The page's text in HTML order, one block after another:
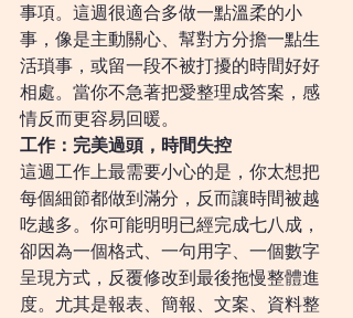
事項。這週很適合多做一點溫柔的小
事，像是主動關心、幫對方分擔一點生
活瑣事，或留一段不被打擾的時間好好
相處。當你不急著把愛整理成答案，感
情反而更容易回暖。
工作：完美過頭，時間失控
這週工作上最需要小心的是，你太想把
每個細節都做到滿分，反而讓時間被越
吃越多。你可能明明已經完成七八成，
卻因為一個格式、一句用字、一個數字
呈現方式，反覆修改到最後拖慢整體進
度。尤其是報表、簡報、文案、資料整